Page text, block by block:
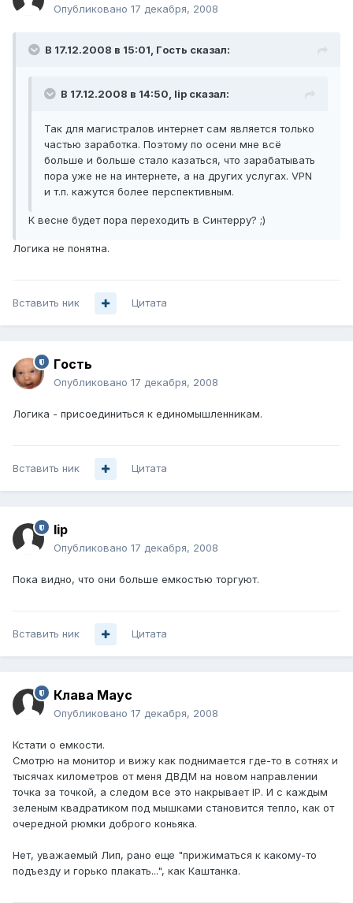
Опубликовано 17 декабря, 2008
В 17.12.2008 в 15:01, Гoсть сказал:
В 17.12.2008 в 14:50, lip сказал:
Так для магистралов интернет сам является только
частью заработка. Поэтому по осени мне всё
больше и больше стало казаться, что зарабатывать
пора уже не на интернете, а на других услугах. VPN
и т.п. кажутся более перспективным.
К весне будет пора переходить в Синтерру? ;)
Логика не понятна.
Вставить ник Цитата
Гoсть
Опубликовано 17 декабря, 2008
Логика - присоединиться к единомышленникам.
Вставить ник Цитата
lip
Опубликовано 17 декабря, 2008
Пока видно, что они больше емкостью торгуют.
Вставить ник Цитата
Клава Маус
Опубликовано 17 декабря, 2008
Кстати о емкости.
Смотрю на монитор и вижу как поднимается где-то в сотнях и
тысячах километров от меня ДВДМ на новом направлении
точка за точкой, а следом все это накрывает IP. И с каждым
зеленым квадратиком под мышками становится тепло, как от
очередной рюмки доброго коньяка.
Нет, уважаемый Лип, рано еще "прижиматься к какому-то
подъезду и горько плакать...", как Каштанка.